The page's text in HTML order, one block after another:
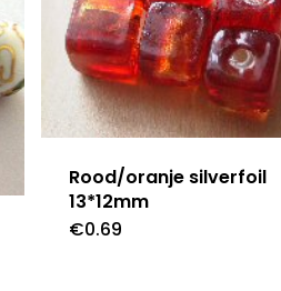
Rood/oranje silverfoil
13*12mm
€0.69